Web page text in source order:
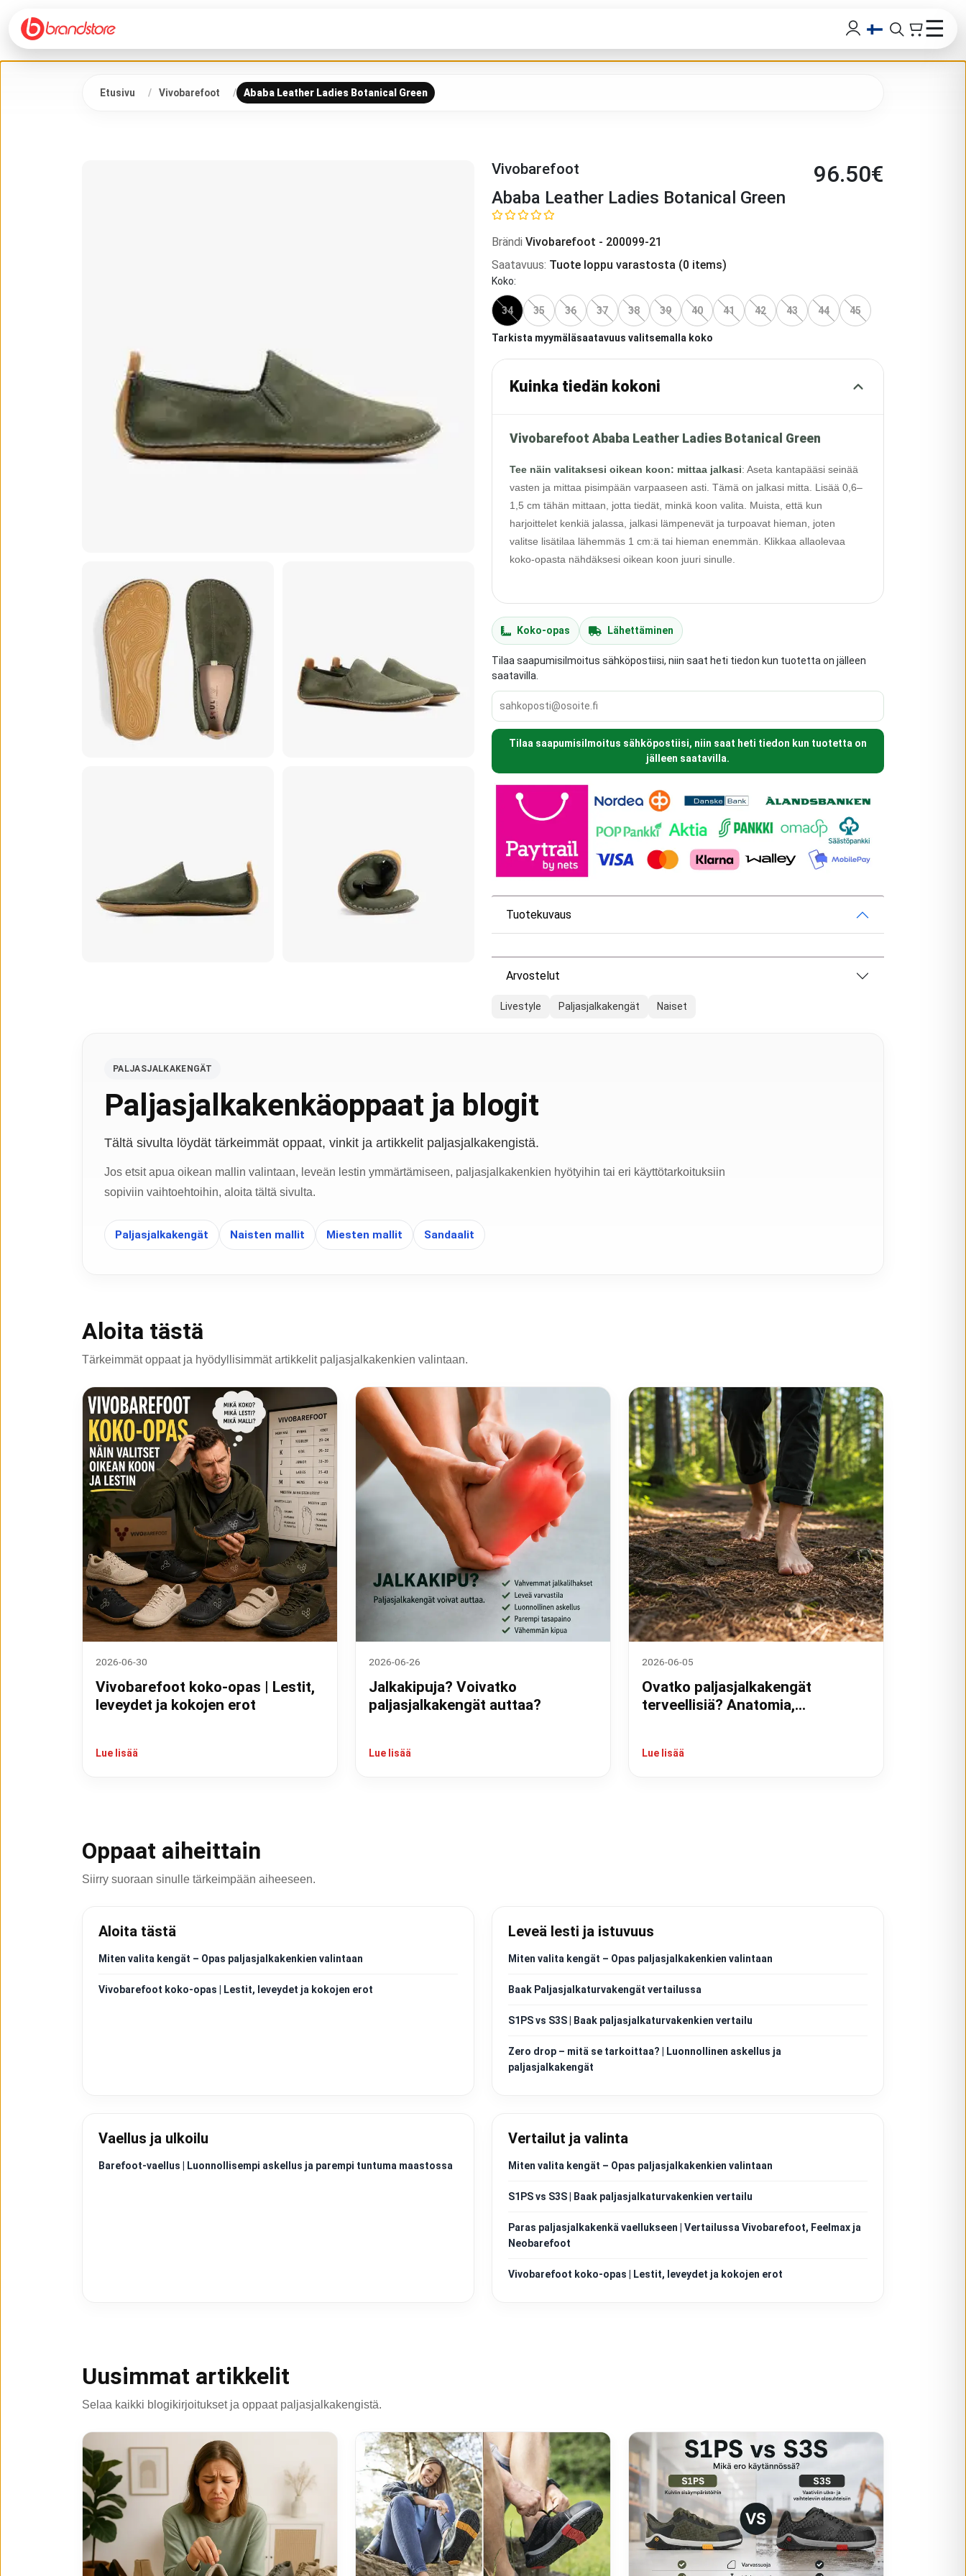
☰
Etusivu Vivobarefoot Ababa Leather Ladies Botanical Green
Vivobarefoot 96.50€
Ababa Leather Ladies Botanical Green
Brändi Vivobarefoot - 200099-21
Saatavuus: Tuote loppu varastosta (0 items)
Koko:
34 35 36 37 38 39 40 41 42 43 44 45
Tarkista myymäläsaatavuus valitsemalla koko
Kuinka tiedän kokoni
Vivobarefoot Ababa Leather Ladies Botanical Green
Tee näin valitaksesi oikean koon: mittaa jalkasi: Aseta kantapääsi seinää
vasten ja mittaa pisimpään varpaaseen asti. Tämä on jalkasi mitta. Lisää 0,6–
1,5 cm tähän mittaan, jotta tiedät, minkä koon valita. Muista, että kun
harjoittelet kenkiä jalassa, jalkasi lämpenevät ja turpoavat hieman, joten
valitse lisätilaa lähemmäs 1 cm:ä tai hieman enemmän. Klikkaa allaolevaa
koko-opasta nähdäksesi oikean koon juuri sinulle.
Koko-opas Lähettäminen
Tilaa saapumisilmoitus sähköpostiisi, niin saat heti tiedon kun tuotetta on jälleen
saatavilla.
Tilaa saapumisilmoitus sähköpostiisi, niin saat heti tiedon kun tuotetta on
jälleen saatavilla.
Tuotekuvaus
Arvostelut
Livestyle Paljasjalkakengät Naiset
PALJASJALKAKENGÄT
Paljasjalkakenkäoppaat ja blogit
Tältä sivulta löydät tärkeimmät oppaat, vinkit ja artikkelit paljasjalkakengistä.
Jos etsit apua oikean mallin valintaan, leveän lestin ymmärtämiseen, paljasjalkakenkien hyötyihin tai eri käyttötarkoituksiin
sopiviin vaihtoehtoihin, aloita tältä sivulta.
Paljasjalkakengät Naisten mallit Miesten mallit Sandaalit
Aloita tästä
Tärkeimmät oppaat ja hyödyllisimmät artikkelit paljasjalkakenkien valintaan.
2026-06-30
Vivobarefoot koko-opas | Lestit,
leveydet ja kokojen erot
Lue lisää
2026-06-26
Jalkakipuja? Voivatko
paljasjalkakengät auttaa?
Lue lisää
2026-06-05
Ovatko paljasjalkakengät
terveellisiä? Anatomia,
Lue lisää
Oppaat aiheittain
Siirry suoraan sinulle tärkeimpään aiheeseen.
Aloita tästä
Miten valita kengät – Opas paljasjalkakenkien valintaan
Vivobarefoot koko-opas | Lestit, leveydet ja kokojen erot
Leveä lesti ja istuvuus
Miten valita kengät – Opas paljasjalkakenkien valintaan
Baak Paljasjalkaturvakengät vertailussa
S1PS vs S3S | Baak paljasjalkaturvakenkien vertailu
Zero drop – mitä se tarkoittaa? | Luonnollinen askellus ja
paljasjalkakengät
Vaellus ja ulkoilu
Barefoot-vaellus | Luonnollisempi askellus ja parempi tuntuma maastossa
Vertailut ja valinta
Miten valita kengät – Opas paljasjalkakenkien valintaan
S1PS vs S3S | Baak paljasjalkaturvakenkien vertailu
Paras paljasjalkakenkä vaellukseen | Vertailussa Vivobarefoot, Feelmax ja
Neobarefoot
Vivobarefoot koko-opas | Lestit, leveydet ja kokojen erot
Uusimmat artikkelit
Selaa kaikki blogikirjoitukset ja oppaat paljasjalkakengistä.